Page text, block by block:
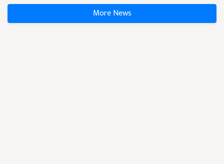
More News